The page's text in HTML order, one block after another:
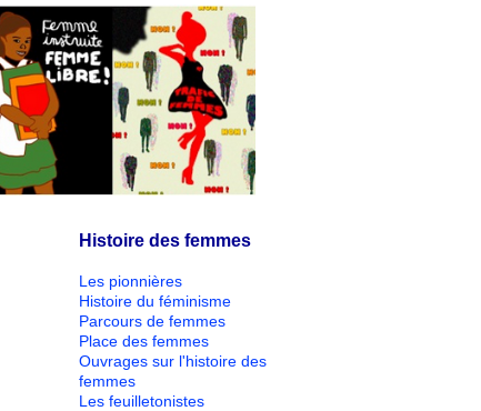
Histoire des femmes
Les pionnières
Histoire du féminisme
Parcours de femmes
Place des femmes
Ouvrages sur l'histoire des
femmes
Les feuilletonistes